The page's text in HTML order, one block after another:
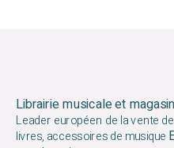
Librairie musicale et
Leader européen de la vente
livres, accessoires de musique